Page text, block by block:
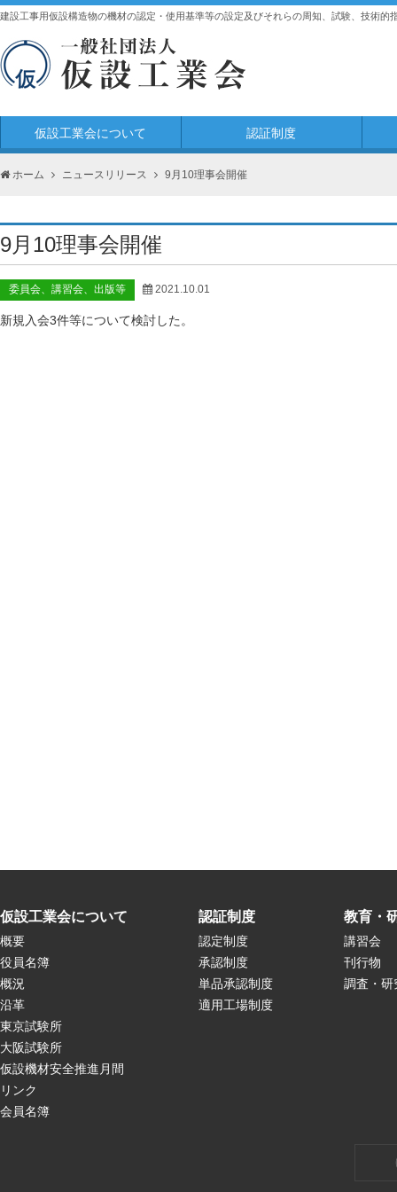
建設工事用仮設構造物の機材の認定・使用基準等の設定及びそれらの周知、試験、技術的
仮設工業会について 認証制度
ホーム ニュースリリース 9月10理事会開催
9月10理事会開催
委員会、講習会、出版等 2021.10.01
新規入会3件等について検討した。
仮設工業会について
概要
役員名簿
概況
沿革
東京試験所
大阪試験所
仮設機材安全推進月間
リンク
会員名簿
認証制度
認定制度
承認制度
単品承認制度
適用工場制度
教育・
講習会
刊行物
調査・研